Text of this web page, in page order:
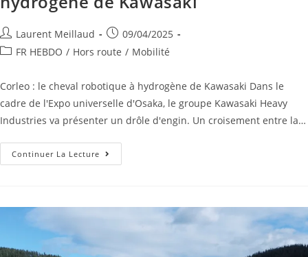
Laurent Meillaud
09/04/2025
FR HEBDO / Hors route / Mobilité
Corleo : le cheval robotique à hydrogène de Kawasaki Dans le
cadre de l'Expo universelle d'Osaka, le groupe Kawasaki Heavy
Industries va présenter un drôle d'engin. Un croisement entre la…
Continuer La Lecture